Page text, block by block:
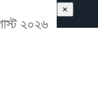
২০২৬
×